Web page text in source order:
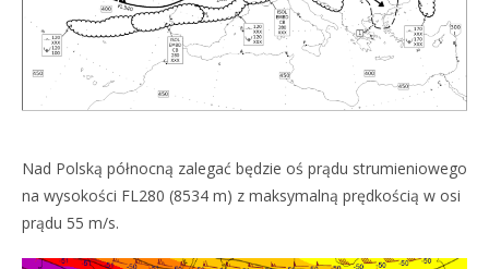
Nad Polską północną zalegać będzie oś prądu strumieniowego
na wysokości FL280 (8534 m) z maksymalną prędkością w osi
prądu 55 m/s.